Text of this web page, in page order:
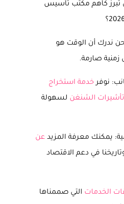
تبرز كأهم مكتب تأسيس
ندرك أن الوقت هو
زمنية صارمة.
نوفرخدمة استخراج
الشنغن لسهولة
يمكنك معرفة المزيد عن
في دعم الاقتصاد
الخدمات التي صممناها